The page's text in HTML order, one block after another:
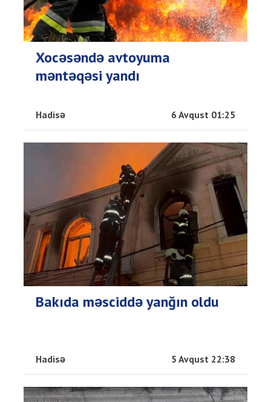
Xocəsəndə avtoyuma
məntəqəsi yandı
Hadisə 6 Avqust 01:25
Bakıda məsciddə yanğın oldu
Hadisə 5 Avqust 22:38